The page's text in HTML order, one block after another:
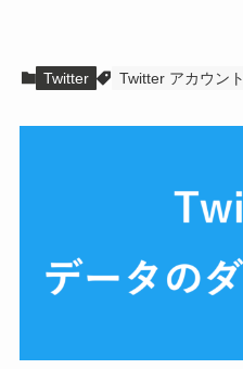
Twitter Twitter アカウント